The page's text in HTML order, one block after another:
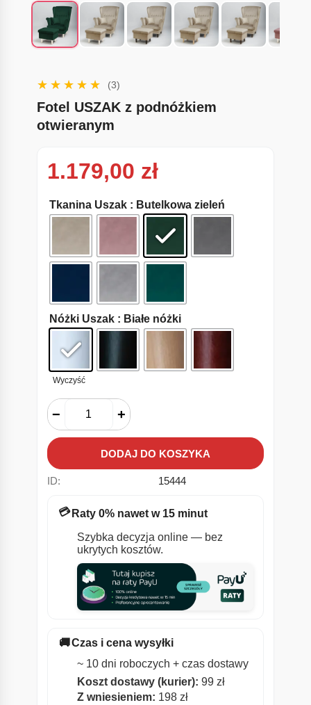
(3)
Fotel USZAK z podnóżkiem
otwieranym
1.179,00 zł
Tkanina Uszak : Butelkowa zieleń
Nóżki Uszak : Białe nóżki
Wyczyść
− +
DODAJ DO KOSZYKA
ID: 15444
💳 Raty 0% nawet w 15 minut
Szybka decyzja online — bez
ukrytych kosztów.
🚚Czas i cena wysyłki
~ 10 dni roboczych + czas dostawy
Koszt dostawy (kurier): 99 zł
Z wniesieniem: 198 zł